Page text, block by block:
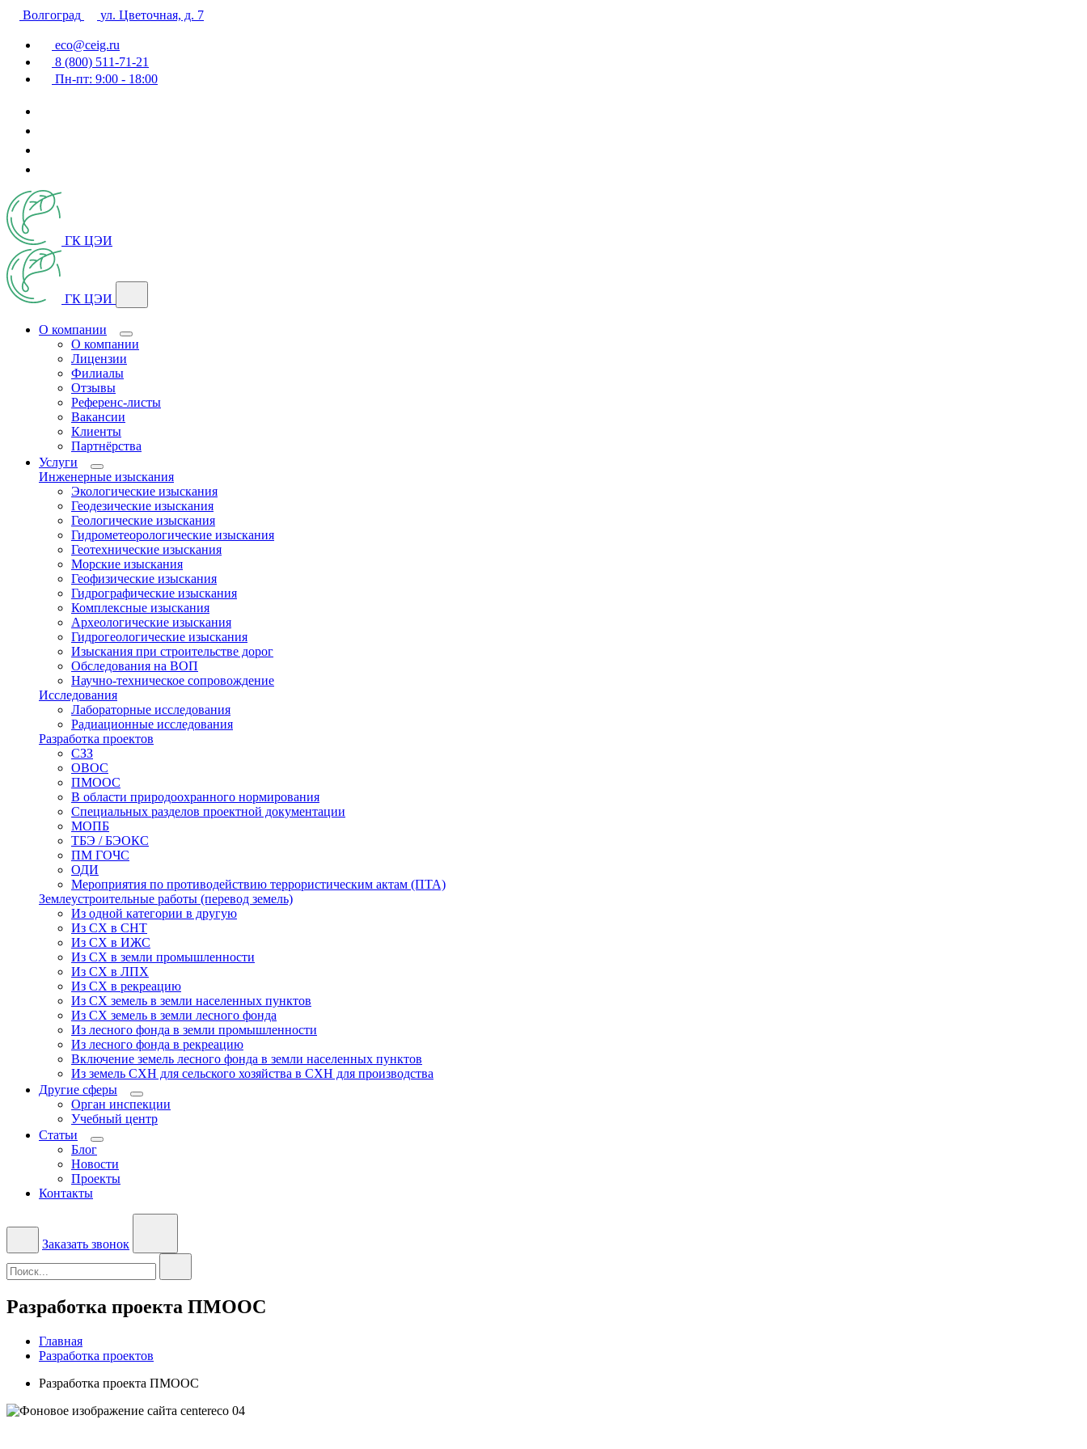
Волгоград ул. Цветочная, д. 7
eco@ceig.ru
8 (800) 511-71-21
Пн-пт: 9:00 - 18:00
ГК ЦЭИ
ГК ЦЭИ
О компании
О компании
Лицензии
Филиалы
Отзывы
Референс-листы
Вакансии
Клиенты
Партнёрства
Услуги
Инженерные изыскания
Экологические изыскания
Геодезические изыскания
Геологические изыскания
Гидрометеорологические изыскания
Геотехнические изыскания
Морские изыскания
Геофизические изыскания
Гидрографические изыскания
Комплексные изыскания
Археологические изыскания
Гидрогеологические изыскания
Изыскания при строительстве дорог
Обследования на ВОП
Научно-техническое сопровождение
Исследования
Лабораторные исследования
Радиационные исследования
Разработка проектов
СЗЗ
ОВОС
ПМООС
В области природоохранного нормирования
Специальных разделов проектной документации
МОПБ
ТБЭ / БЭОКС
ПМ ГОЧС
ОДИ
Мероприятия по противодействию террористическим актам (ПТА)
Землеустроительные работы (перевод земель)
Из одной категории в другую
Из СХ в СНТ
Из СХ в ИЖС
Из СХ в земли промышленности
Из СХ в ЛПХ
Из СХ в рекреацию
Из СХ земель в земли населенных пунктов
Из СХ земель в земли лесного фонда
Из лесного фонда в земли промышленности
Из лесного фонда в рекреацию
Включение земель лесного фонда в земли населенных пунктов
Из земель СХН для сельского хозяйства в СХН для производства
Другие сферы
Орган инспекции
Учебный центр
Статьи
Блог
Новости
Проекты
Контакты
Заказать звонок
Разработка проекта ПМООС
Главная
Разработка проектов
Разработка проекта ПМООС